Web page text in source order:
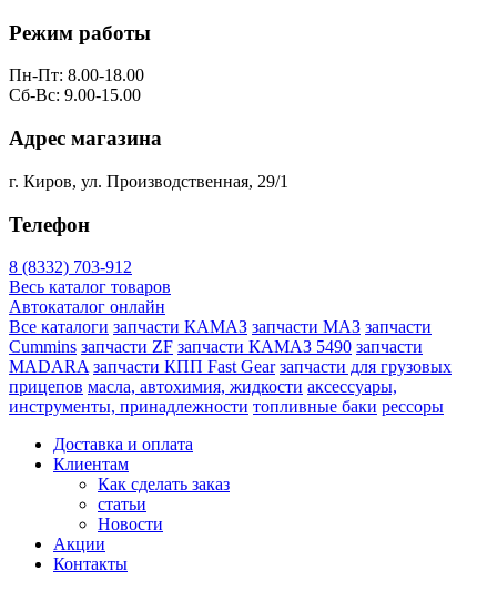
Режим работы
Пн-Пт: 8.00-18.00
Сб-Вс: 9.00-15.00
Адрес магазина
г. Киров, ул. Производственная, 29/1
Телефон
8 (8332) 703-912
Весь каталог товаров
Автокаталог онлайн
Все каталоги запчасти КАМАЗ запчасти МАЗ запчасти
Cummins запчасти ZF запчасти КАМАЗ 5490 запчасти
MADARA запчасти КПП Fast Gear запчасти для грузовых
прицепов масла, автохимия, жидкости аксессуары,
инструменты, принадлежности топливные баки рессоры
Доставка и оплата
Клиентам
Как сделать заказ
статьи
Новости
Акции
Контакты